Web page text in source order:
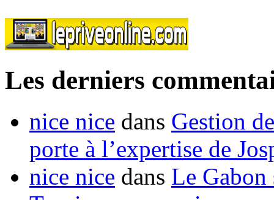
Les derniers
nice nice dans Gestion
porte à l’expertise de
nice nice dans Le Gabon